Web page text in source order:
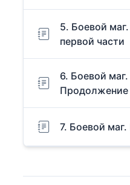
5. Боевой
первой части
6. Боевой маг.
Продолжение
7. Боевой